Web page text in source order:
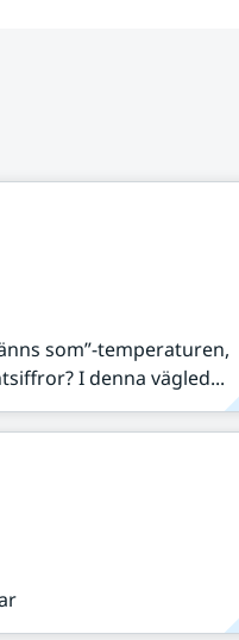
som”-temperaturen,
I denna vägled...